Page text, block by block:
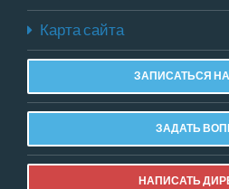
Карта сайта
ЗАПИСАТЬСЯ
ЗАДАТЬ
НАПИСАТЬ